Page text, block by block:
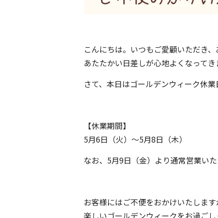
こんにちは。いつもご愛顧いただき
あたたかい日差しが心地よくなって
さて、本日はゴールデンウィーク休
【休業期間】
5月6日（火）〜5月8日（木）
なお、5月9日（金）より通常営業い
お客様にはご不便をおかけいたしま
楽しいゴールデンウィークをお過ご